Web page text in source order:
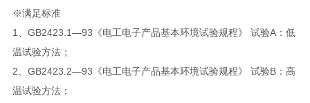
※满足标准
1、GB2423.1—93《电工电子产品基本环境试验规程》 试验A：低
温试验方法；
2、GB2423.2—93《电工电子产品基本环境试验规程》 试验B：高
温试验方法；